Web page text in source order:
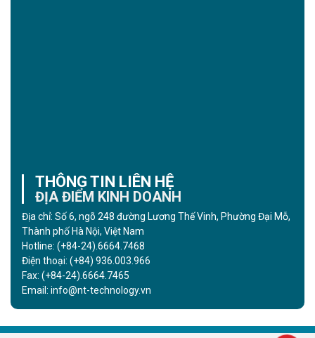
THÔNG TIN LIÊN HỆ
ĐỊA ĐIỂM KINH DOANH
Địa chỉ: Số 6, ngõ 248 đường Lương Thế Vinh, Phường Đại Mỗ,
Thành phố Hà Nội, Việt Nam
Hotline: (+84-24).6664.7468
Điện thoại: (+84) 936.003.966
Fax: (+84-24).6664.7465
Email: info@nt-technology.vn